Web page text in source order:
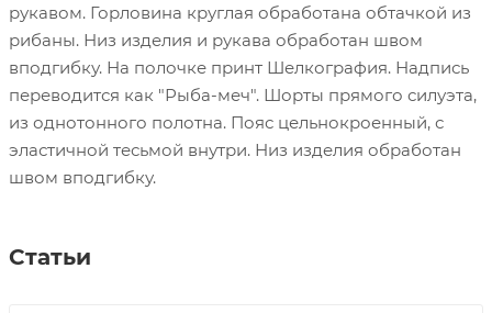
рукавом. Горловина круглая обработана обтачкой из
рибаны. Низ изделия и рукава обработан швом
вподгибку. На полочке принт Шелкография. Надпись
переводится как "Рыба-меч". Шорты прямого силуэта,
из однотонного полотна. Пояс цельнокроенный, с
эластичной тесьмой внутри. Низ изделия обработан
швом вподгибку.
Статьи